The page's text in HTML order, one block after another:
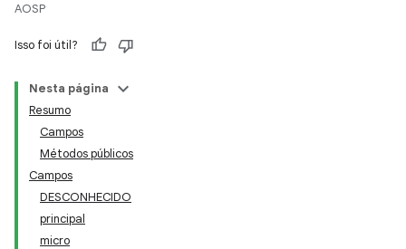
AOSP
Isso foi útil?
Nesta página
Resumo
Campos
Métodos públicos
Campos
DESCONHECIDO
principal
micro